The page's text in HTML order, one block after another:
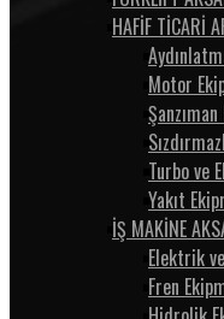
HAFİF TİCARİ
Motor
Turbo ve
Yakıt
İŞ MAKİNE
Elektrik
Fren